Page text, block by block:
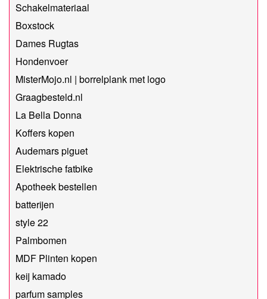
Schakelmateriaal
Boxstock
Dames Rugtas
Hondenvoer
MisterMojo.nl | borrelplank met logo
Graagbesteld.nl
La Bella Donna
Koffers kopen
Audemars piguet
Elektrische fatbike
Apotheek bestellen
batterijen
style 22
Palmbomen
MDF Plinten kopen
keij kamado
parfum samples